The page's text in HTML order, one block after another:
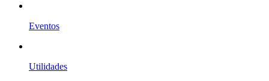
Eventos
Utilidades